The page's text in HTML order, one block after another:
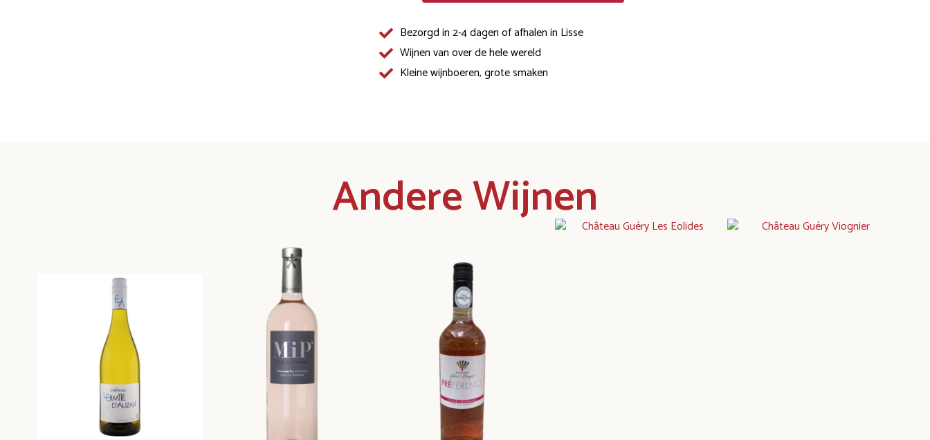
Bezorgd in 2-4 dagen of afhalen in Lisse
Wijnen van over de hele wereld
Kleine wijnboeren, grote smaken
Andere Wijnen